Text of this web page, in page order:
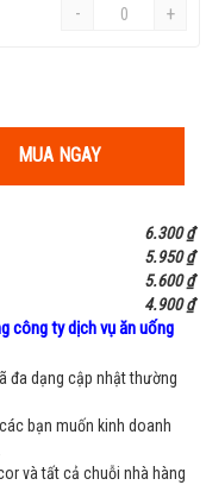
- +
MUA NGAY
6.300 ₫
5.950 ₫
5.600 ₫
4.900 ₫
công ty dịch vụ ăn uống
đa dạng cập nhật thường
bạn muốn kinh doanh
và tất cả chuỗi nhà hàng